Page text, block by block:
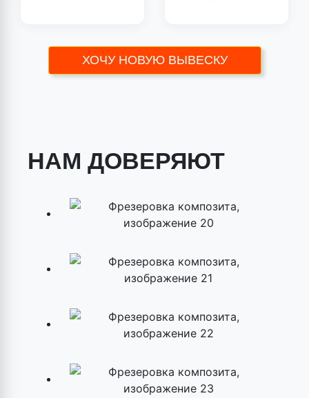
ХОЧУ НОВУЮ ВЫВЕСКУ
НАМ ДОВЕРЯЮТ